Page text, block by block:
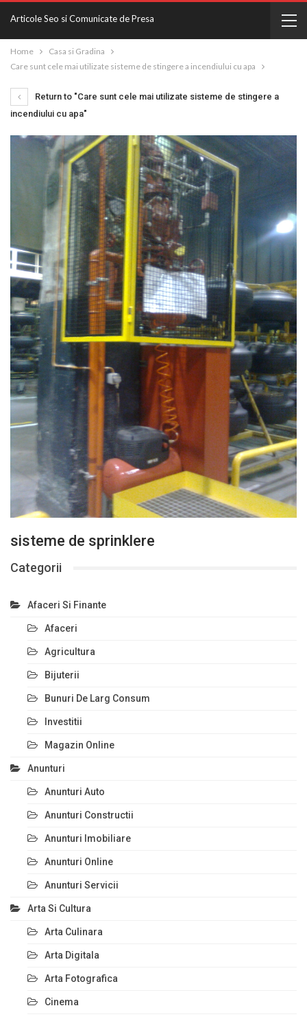
Articole Seo si Comunicate de Presa
Home
Casa si Gradina
Care sunt cele mai utilizate sisteme de stingere a incendiului cu apa
Return to "Care sunt cele mai utilizate sisteme de stingere a
incendiului cu apa"
sisteme de sprinklere
Categorii
Afaceri Si Finante
Afaceri
Agricultura
Bijuterii
Bunuri De Larg Consum
Investitii
Magazin Online
Anunturi
Anunturi Auto
Anunturi Constructii
Anunturi Imobiliare
Anunturi Online
Anunturi Servicii
Arta Si Cultura
Arta Culinara
Arta Digitala
Arta Fotografica
Cinema